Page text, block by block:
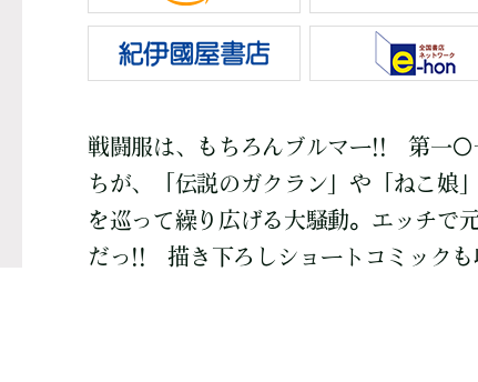
戦闘服は、もちろんブルマー!! 第一〇
ちが、「伝説のガクラン」や「ねこ娘
を巡って繰り広げる大騒動。エッチで
だっ!! 描き下ろしショートコミックも